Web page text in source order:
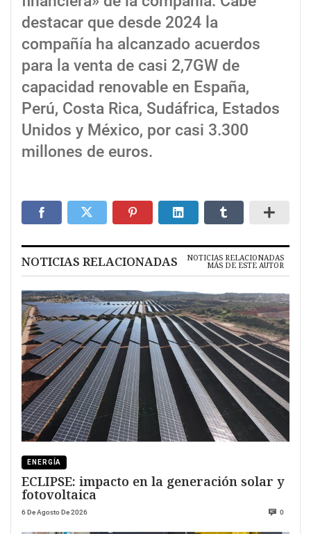
destacar que desde 2024 la
compañía ha alcanzado acuerdos
para la venta de casi 2,7GW de
capacidad renovable en España,
Perú, Costa Rica, Sudáfrica, Estados
Unidos y México, por casi 3.300
millones de euros.
NOTICIAS RELACIONADAS NOTICIAS RELACIONADAS
MÁS DE ESTE AUTOR
ENERGÍA
ECLIPSE: impacto en la generación solar y
fotovoltaica
6 De Agosto De 2026 0